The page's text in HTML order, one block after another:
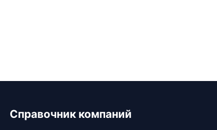
Справочник компаний